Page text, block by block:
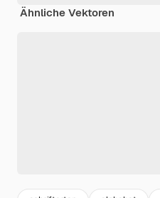
Ähnliche Vektoren